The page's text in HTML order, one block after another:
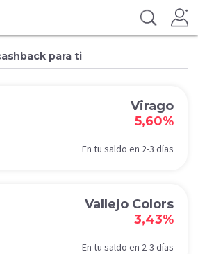
para ti
Virago
5,60%
En tu saldo en 2-3 días
Vallejo Colors
3,43%
En tu saldo en 2-3 días